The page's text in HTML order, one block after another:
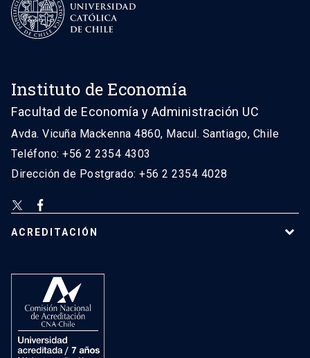
Instituto de Economía
Facultad de Economía y Administración UC
Avda. Vicuña Mackenna 4860, Macul. Santiago, Chile
Teléfono: +56 2 2354 4303
Dirección de Postgrado: +56 2 2354 4028
ACREDITACIÓN